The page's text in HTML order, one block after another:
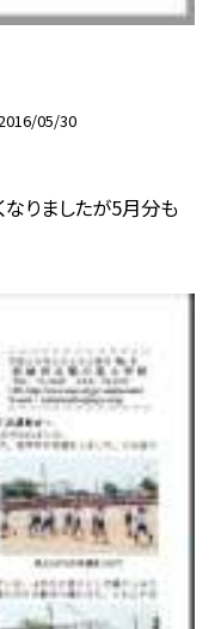
05/30
なりましたが5月分も